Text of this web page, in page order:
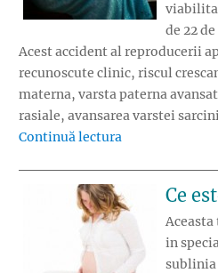
de 22
Acest accident al reproducerii
recunoscute clinic, riscul
materna, varsta paterna
rasiale, avansarea varstei
Continuă lectura
Ce
in
sublinia